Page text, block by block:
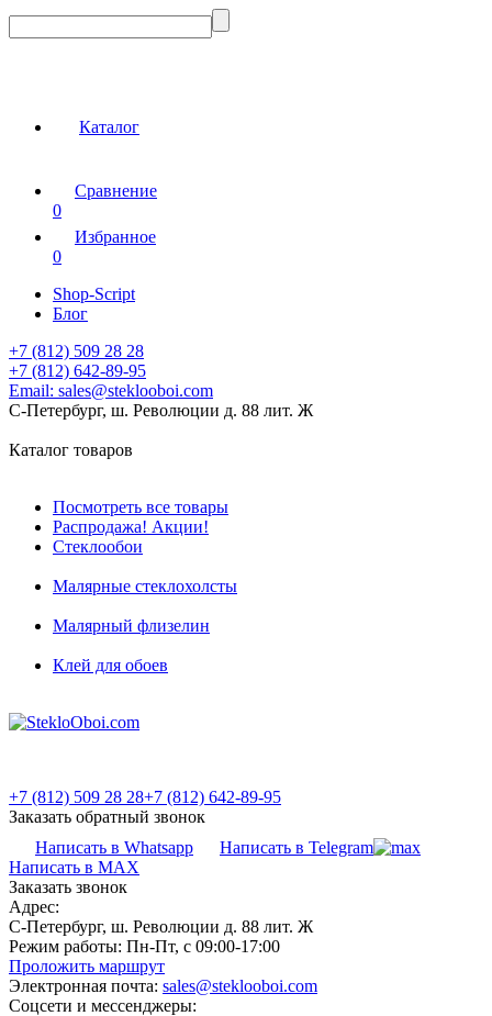
Каталог
Сравнение
0
Избранное
0
Shop-Script
Блог
+7 (812) 509 28 28
+7 (812) 642-89-95
Email: sales@steklooboi.com
С-Петербург, ш. Революции д. 88 лит. Ж
Каталог товаров
Посмотреть все товары
Распродажа! Акции!
Стеклообои
Малярные стеклохолсты
Малярный флизелин
Клей для обоев
+7 (812) 509 28 28+7 (812) 642-89-95
Заказать обратный звонок
Написать в Whatsapp
Написать в Telegram
Написать в MAX
Заказать звонок
Адрес:
С-Петербург, ш. Революции д. 88 лит. Ж
Режим работы: Пн-Пт, с 09:00-17:00
Проложить маршрут
Электронная почта: sales@steklooboi.com
Соцсети и мессенджеры: